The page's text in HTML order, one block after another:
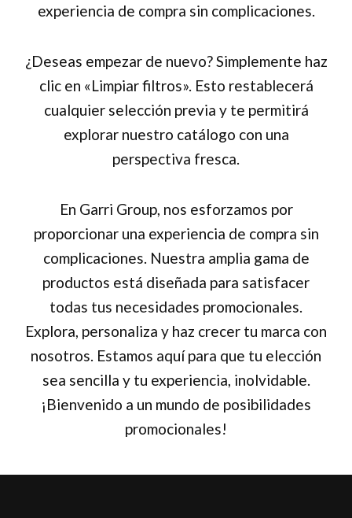
experiencia de compra sin complicaciones.
¿Deseas empezar de nuevo? Simplemente haz
clic en «Limpiar filtros». Esto restablecerá
cualquier selección previa y te permitirá
explorar nuestro catálogo con una
perspectiva fresca.
En Garri Group, nos esforzamos por
proporcionar una experiencia de compra sin
complicaciones. Nuestra amplia gama de
productos está diseñada para satisfacer
todas tus necesidades promocionales.
Explora, personaliza y haz crecer tu marca con
nosotros. Estamos aquí para que tu elección
sea sencilla y tu experiencia, inolvidable.
¡Bienvenido a un mundo de posibilidades
promocionales!